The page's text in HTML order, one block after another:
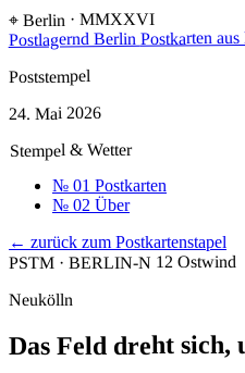
⌖ Berlin · MMXXVI
Postlagernd Berlin Postkarten
Poststempel
24. Mai 2026
Stempel & Wetter
№ 01 Postkarten
№ 02 Über
← zurück zum Postkartenstapel
PSTM · BERLIN-N 12 Ostwind
Neukölln
Das Feld dreht sich,